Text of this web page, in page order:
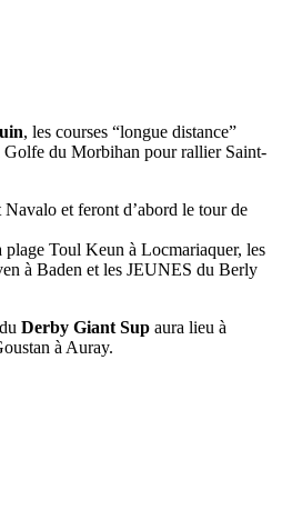
, les courses “longue distance”
Golfe du Morbihan pour rallier Saint-
et feront d’abord le tour de
Toul Keun à Locmariaquer, les
à Baden et les JEUNES du Berly
Derby Giant Sup aura lieu à
à Auray.